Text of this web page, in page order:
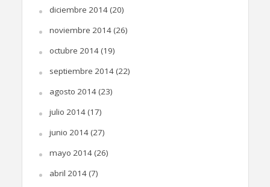
diciembre 2014(20)
noviembre 2014(26)
octubre 2014(19)
septiembre 2014(22)
agosto 2014(23)
julio 2014(17)
junio 2014(27)
mayo 2014(26)
abril 2014(7)